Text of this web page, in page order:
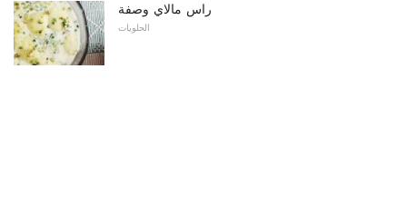
راس مالاي وصفة
الحلويات